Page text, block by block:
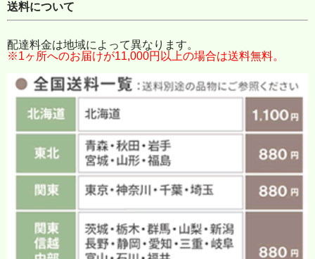
送料について
配達料金は地域によって異なります。
※1ヶ所へのお届けが11,000円以上の場合は送料無料。